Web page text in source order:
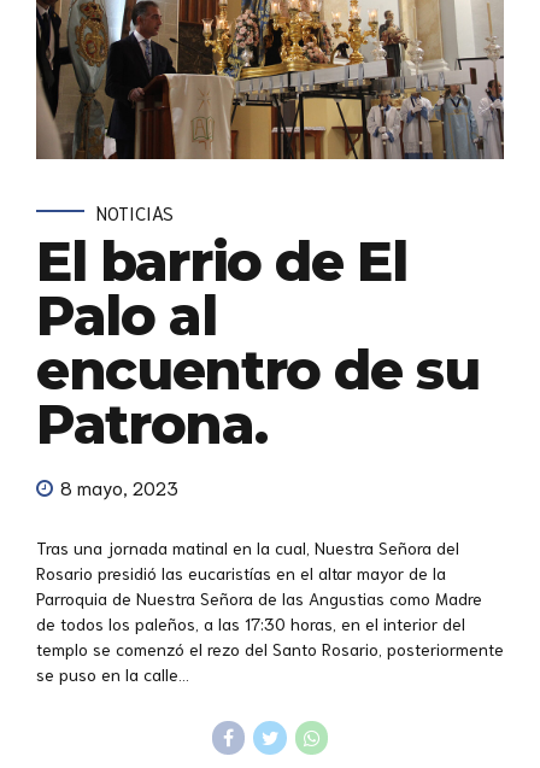
NOTICIAS
El barrio de El
Palo al
encuentro de su
Patrona.
8 mayo, 2023
Tras una jornada matinal en la cual, Nuestra Señora del
Rosario presidió las eucaristías en el altar mayor de la
Parroquia de Nuestra Señora de las Angustias como Madre
de todos los paleños, a las 17:30 horas, en el interior del
templo se comenzó el rezo del Santo Rosario, posteriormente
se puso en la calle...